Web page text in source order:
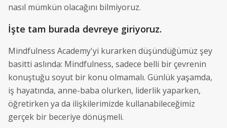
nasıl mümkün olacağını bilmiyoruz.
İşte tam burada devreye giriyoruz.
Mindfulness Academy'yi kurarken düşündüğümüz şey
basitti aslında: Mindfulness, sadece belli bir çevrenin
konuştuğu soyut bir konu olmamalı. Günlük yaşamda,
iş hayatında, anne-baba olurken, liderlik yaparken,
öğretirken ya da ilişkilerimizde kullanabileceğimiz
gerçek bir beceriye dönüşmeli.